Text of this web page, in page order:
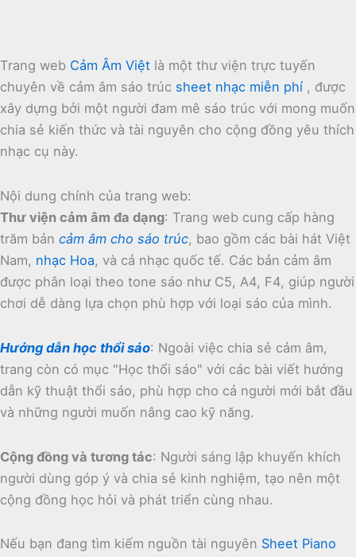
Trang web Cảm Âm Việt là một thư viện trực tuyến
chuyên về cảm âm sáo trúc sheet nhạc miễn phí , được
xây dựng bởi một người đam mê sáo trúc với mong muốn
chia sẻ kiến thức và tài nguyên cho cộng đồng yêu thích
nhạc cụ này.
Nội dung chính của trang web:
Thư viện cảm âm đa dạng: Trang web cung cấp hàng
trăm bản cảm âm cho sáo trúc, bao gồm các bài hát Việt
Nam, nhạc Hoa, và cả nhạc quốc tế. Các bản cảm âm
được phân loại theo tone sáo như C5, A4, F4, giúp người
chơi dễ dàng lựa chọn phù hợp với loại sáo của mình.
Hướng dẫn học thổi sáo: Ngoài việc chia sẻ cảm âm,
trang còn có mục "Học thổi sáo" với các bài viết hướng
dẫn kỹ thuật thổi sáo, phù hợp cho cả người mới bắt đầu
và những người muốn nâng cao kỹ năng.
Cộng đồng và tương tác: Người sáng lập khuyến khích
người dùng góp ý và chia sẻ kinh nghiệm, tạo nên một
cộng đồng học hỏi và phát triển cùng nhau.
Nếu bạn đang tìm kiếm nguồn tài nguyên Sheet Piano